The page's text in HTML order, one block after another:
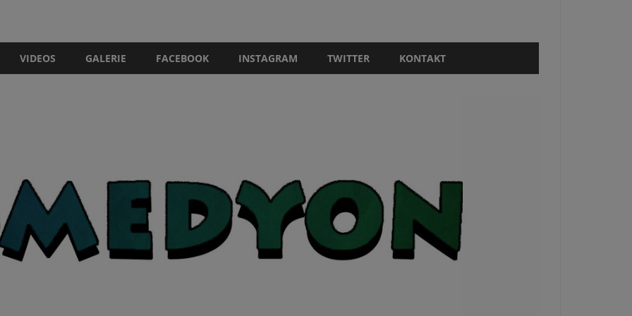
VIDEOS GALERIE FACEBOOK INSTAGRAM TWITTER KONTAKT